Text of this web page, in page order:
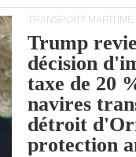
TRANSPORT MARITIME
Trump
décision
taxe de 20
navires
détroit
protection